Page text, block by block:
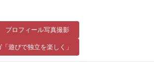
プロフィール写真撮影
「遊びで独立を楽しく」